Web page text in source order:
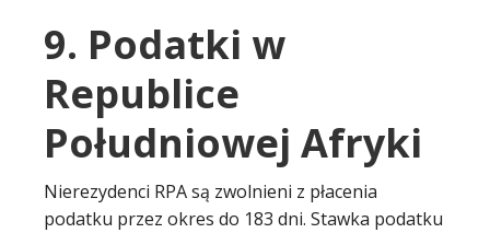
9. Podatki w
Republice
Południowej Afryki
Nierezydenci RPA są zwolnieni z płacenia
podatku przez okres do 183 dni. Stawka podatku